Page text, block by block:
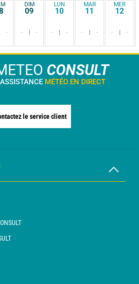
-
DIM
09
- -
LUN
10
- -
MAR
11
- -
MER
12
- -
CONSULT
MÉTÉO EN DIRECT
le service client